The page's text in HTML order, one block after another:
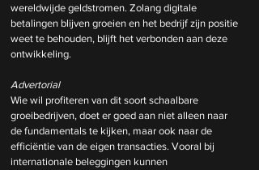
wereldwijde geldstromen. Zolang digitale
betalingen blijven groeien en het bedrijf zijn positie
weet te behouden, blijft het verbonden aan deze
ontwikkeling.
Advertorial
Wie wil profiteren van dit soort schaalbare
groeibedrijven, doet er goed aan niet alleen naar
de fundamentals te kijken, maar ook naar de
efficiëntie van de eigen transacties. Vooral bij
internationale beleggingen kunnen